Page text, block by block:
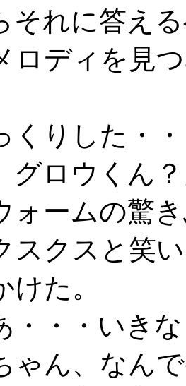
れに答え
ロディを見
くりした・
グロウくん
ームの驚
スクスと笑
た。
・・・いき
ゃん、なん